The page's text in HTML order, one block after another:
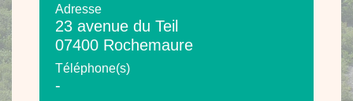
Adresse
23 avenue du Teil
07400 Rochemaure
Téléphone(s)
-